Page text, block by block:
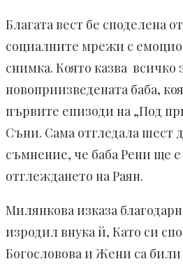
Благата вест бе споделена
социалните мрежи с
снимка. Която казва всичко
новоприизведената баба,
първите епизоди на „Под
Съни. Сама отгледала шест
съмнение, че баба Рени ще
отглеждането на Раян.
Милянкова изказа
изродил внука й, Като си
Богословова и Жени са били